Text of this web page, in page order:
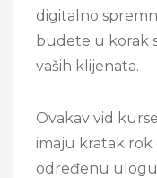
digitalno
budete u korak
vaših klijenata.
Ovakav vid
imaju kratak rok
određenu